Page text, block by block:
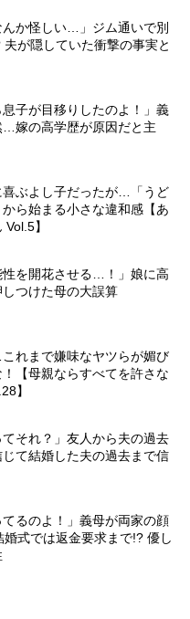
んか怪しい…」ジム通いで別
が隠していた衝撃の事実と
息子が目移りしたのよ！」義
嫁の高学歴が原因だと主
喜ぶよし子だったが…「うど
ら始まる小さな違和感【あ
】
性を開花させる…！」娘に高
つけた母の大誤算
れまで嫌味なヤツらが媚び
【母親ならすべてを許さな
】
てそれ？」友人から夫の過去
て結婚した夫の過去まで信
てるのよ！」義母が両家の顔
式では返金要求まで!? 優し